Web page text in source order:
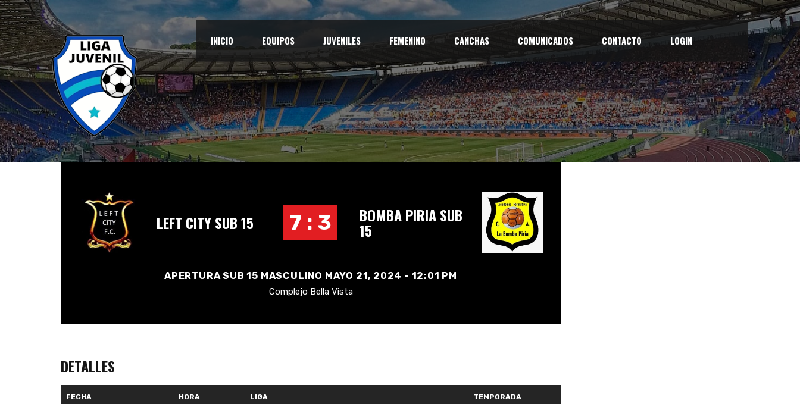
INICIO EQUIPOS JUVENILES FEMENINO CANCHAS COMUNICADOS CONTACTO LOGIN
LEFT CITY SUB 15 7 : 3 BOMBA PIRIA SUB
15
APERTURA SUB 15 MASCULINO MAYO 21, 2024 - 12:01 PM
Complejo Bella Vista
DETALLES
FECHA HORA LIGA TEMPORADA